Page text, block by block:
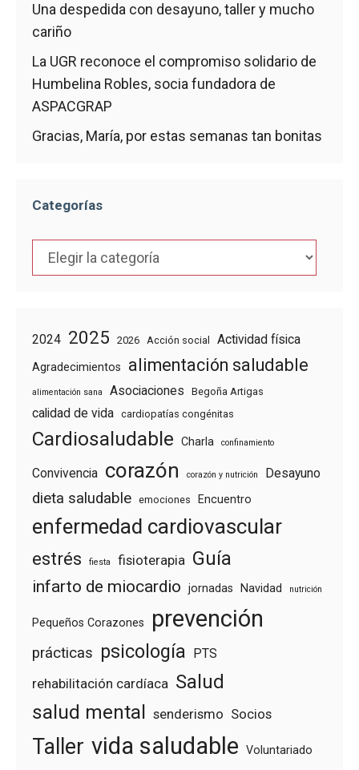
Una despedida con desayuno, taller y mucho
cariño
La UGR reconoce el compromiso solidario de
Humbelina Robles, socia fundadora de
ASPACGRAP
Gracias, María, por estas semanas tan bonitas
Categorías
Categorías
2024 2025 2026 Acción social Actividad física
Agradecimientos alimentación saludable
alimentación sana Asociaciones Begoña Artigas
calidad de vida cardiopatías congénitas
Cardiosaludable Charla confinamiento
Convivencia corazón corazón y nutrición Desayuno
dieta saludable emociones Encuentro
enfermedad cardiovascular
estrés fiesta fisioterapia Guía
infarto de miocardio jornadas Navidad nutrición
Pequeños Corazones prevención
prácticas psicología PTS
rehabilitación cardíaca Salud
salud mental senderismo Socios
Taller vida saludable Voluntariado